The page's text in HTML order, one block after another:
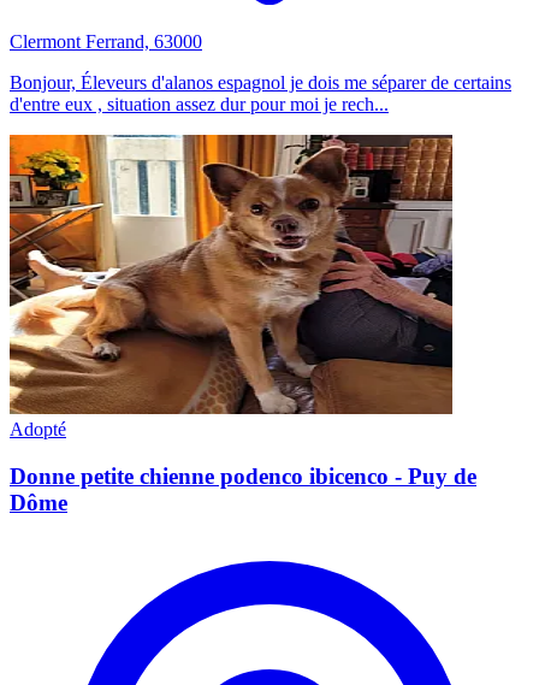
Clermont Ferrand, 63000
Bonjour, Éleveurs d'alanos espagnol je dois me séparer de certains
d'entre eux , situation assez dur pour moi je rech...
Adopté
Donne petite chienne podenco ibicenco - Puy de
Dôme